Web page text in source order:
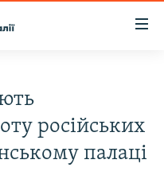
російських
палаці